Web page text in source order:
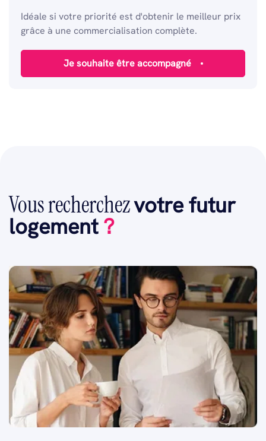
Idéale si votre priorité est d'obtenir le meilleur prix
grâce à une commercialisation complète.
Je souhaite être accompagné
Vous recherchezvotre futur
logement?